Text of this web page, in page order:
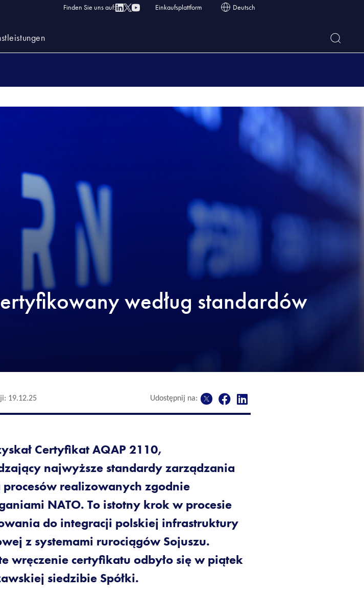
Finden Sie uns auf: Einkaufsplattform Deutsch
według standardów
19.12.25 Udostępnij na:
Certyfikat AQAP 2110,
najwyższe standardy zarządzania
procesów realizowanych zgodnie
NATO. To istotny krok w procesie
do integracji polskiej infrastruktury
z systemami rurociągów Sojuszu.
wręczenie certyfikatu odbyło się w piątek
siedzibie Spółki.